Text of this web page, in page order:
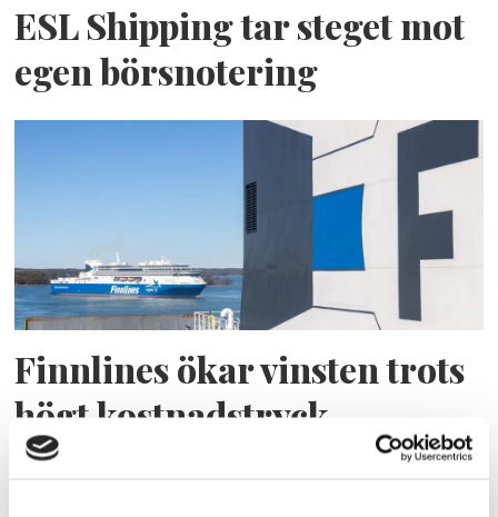
ESL Shipping tar steget mot
egen börsnotering
Finnlines ökar vinsten trots
högt kostnadstryck